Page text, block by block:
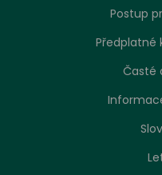
Postup
Předplatné
Časté